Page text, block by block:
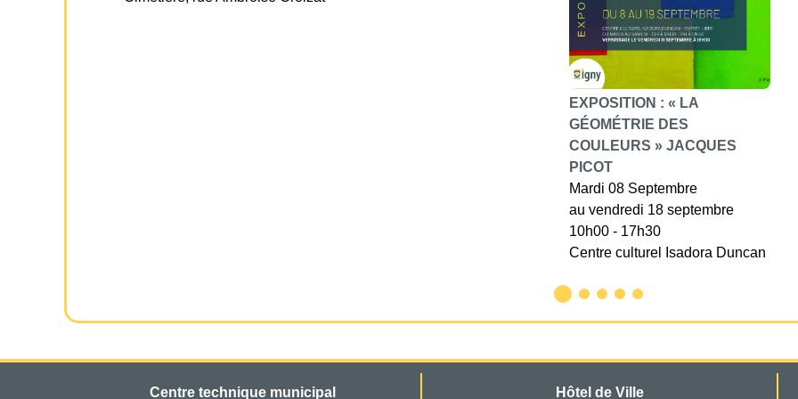
EXPOSITION : « LA
GÉOMÉTRIE DES
COULEURS » JACQUES
PICOT
Mardi 08 Septembre
au vendredi 18 septembre
10h00 - 17h30
Centre culturel Isadora Duncan
Centre technique municipal Hôtel de Ville